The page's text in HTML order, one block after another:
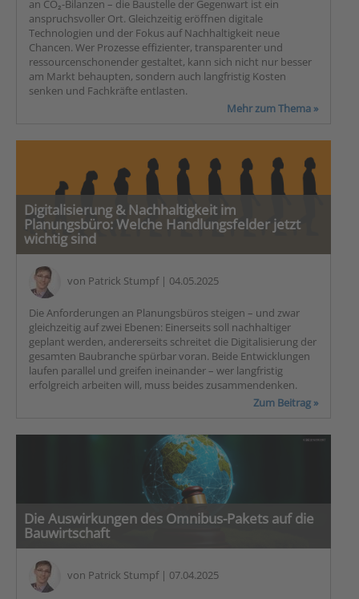
an CO₂-Bilanzen – die Baustelle der Gegenwart ist ein
anspruchsvoller Ort. Gleichzeitig eröffnen digitale
Technologien und der Fokus auf Nachhaltigkeit neue
Chancen. Wer Prozesse effizienter, transparenter und
ressourcenschonender gestaltet, kann sich nicht nur besser
am Markt behaupten, sondern auch langfristig Kosten
senken und Fachkräfte entlasten.
Mehr zum Thema »
Digitalisierung & Nachhaltigkeit im
Planungsbüro: Welche Handlungsfelder jetzt
wichtig sind
von Patrick Stumpf| 04.05.2025
Die Anforderungen an Planungsbüros steigen – und zwar
gleichzeitig auf zwei Ebenen: Einerseits soll nachhaltiger
geplant werden, andererseits schreitet die Digitalisierung der
gesamten Baubranche spürbar voran. Beide Entwicklungen
laufen parallel und greifen ineinander – wer langfristig
erfolgreich arbeiten will, muss beides zusammendenken.
Zum Beitrag »
Die Auswirkungen des Omnibus-Pakets auf die
Bauwirtschaft
von Patrick Stumpf| 07.04.2025